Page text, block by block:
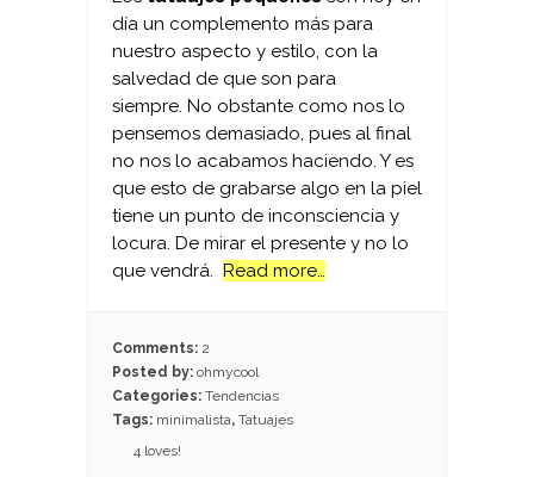
día un complemento más para
nuestro aspecto y estilo, con la
salvedad de que son para
siempre. No obstante como nos lo
pensemos demasiado, pues al final
no nos lo acabamos haciendo. Y es
que esto de grabarse algo en la piel
tiene un punto de inconsciencia y
locura. De mirar el presente y no lo
que vendrá. Read more…
Comments: 2
Posted by: ohmycool
Categories: Tendencias
Tags: minimalista, Tatuajes
4 loves!